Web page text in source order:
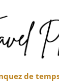
de